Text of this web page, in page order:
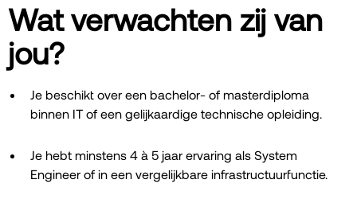
Wat verwachten zij van
jou?
Je beschikt over een bachelor- of masterdiploma
binnen IT of een gelijkaardige technische opleiding.
Je hebt minstens 4 à 5 jaar ervaring als System
Engineer of in een vergelijkbare infrastructuurfunctie.